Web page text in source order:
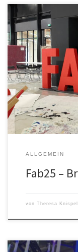
Fab25 – Bridge the
diesem Jahr haben
viele neue
nicht drauf
stattgefunden.
ALLGEMEIN
Fab25 –
von Theresa Knispel